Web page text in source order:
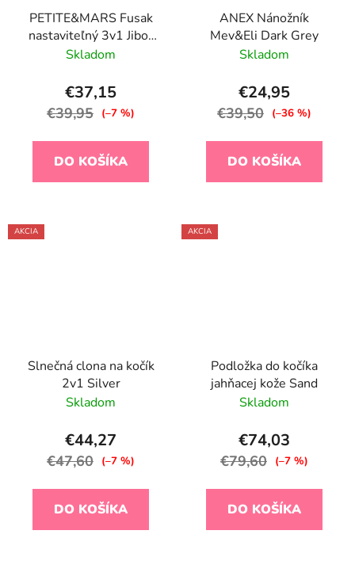
PETITE&MARS Fusak
nastaviteľný 3v1 Jibot
Dark Walnut
Skladom
€37,15
€39,95 (–7 %)
DO KOŠÍKA
ANEX Nánožník
Mev&Eli Dark Grey
Skladom
€24,95
€39,50 (–36 %)
DO KOŠÍKA
AKCIA
Slnečná clona na kočík
2v1 Silver
Skladom
€44,27
€47,60 (–7 %)
DO KOŠÍKA
AKCIA
Podložka do kočíka
jahňacej kože Sand
Skladom
€74,03
€79,60 (–7 %)
DO KOŠÍKA